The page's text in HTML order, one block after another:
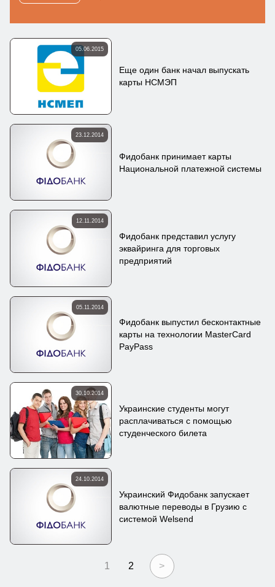
05.06.2015
Еще один банк начал выпускать
карты НСМЭП
23.12.2014
Фидобанк принимает карты
Национальной платежной системы
12.11.2014
Фидобанк представил услугу
эквайринга для торговых
предприятий
05.11.2014
Фидобанк выпустил бесконтактные
карты на технологии MasterCard
PayPass
30.10.2014
Украинские студенты могут
расплачиваться с помощью
студенческого билета
24.10.2014
Украинский Фидобанк запускает
валютные переводы в Грузию с
системой Welsend
1 2 >